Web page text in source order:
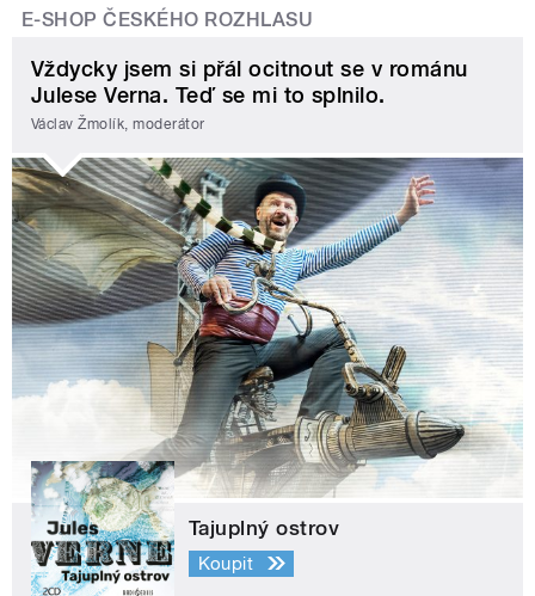
E-SHOP ČESKÉHO ROZHLASU
Vždycky jsem si přál ocitnout se v románu
Julese Verna. Teď se mi to splnilo.
Václav Žmolík, moderátor
Tajuplný ostrov
Koupit